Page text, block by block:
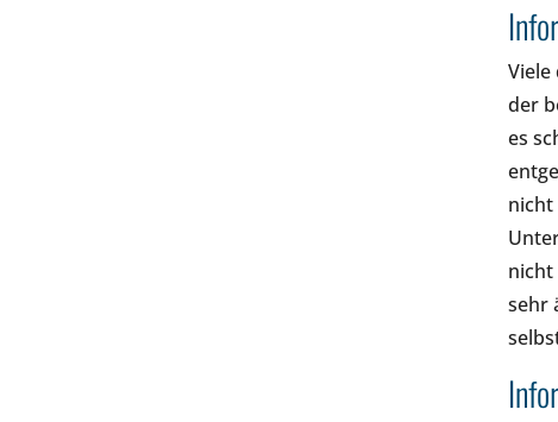
der
es
nicht
sehr